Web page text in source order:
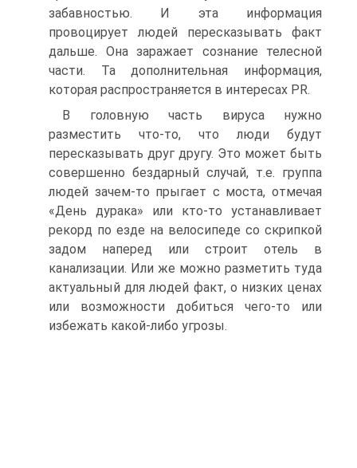
забавностью. И эта информация
провоцирует людей пересказывать факт
дальше. Она заражает сознание телесной
части. Та дополнительная информация,
которая распространяется в интересах PR.
В головную часть вируса нужно
разместить что-то, что люди будут
пересказывать друг другу. Это может быть
совершенно бездарный случай, т.е. группа
людей зачем-то прыгает с моста, отмечая
«День дурака» или кто-то устанавливает
рекорд по езде на велосипеде со скрипкой
задом наперед или строит отель в
канализации. Или же можно разметить туда
актуальный для людей факт, о низких ценах
или возможности добиться чего-то или
избежать какой-либо угрозы.